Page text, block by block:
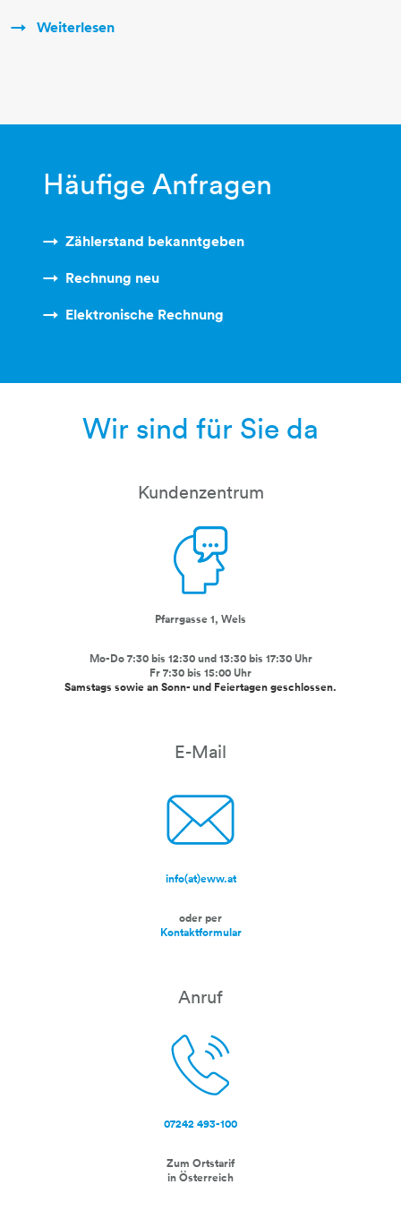
Weiterlesen
Häufige Anfragen
Zählerstand bekanntgeben
Rechnung neu​​​​​​​
Elektronische Rechnung
Wir sind für Sie da
Kundenzentrum
person-sprechblase
Pfarrgasse 1, Wels
Mo-Do 7:30 bis 12:30 und 13:30 bis 17:30 Uhr
Fr 7:30 bis 15:00 Uhr
Samstags sowie an Sonn- und Feiertagen geschlossen.
E-Mail
e-mail-zu
info(at)eww.at
oder per
Kontaktformular
Anruf
telefonhoerer
07242 493-100
Zum Ortstarif
in Österreich